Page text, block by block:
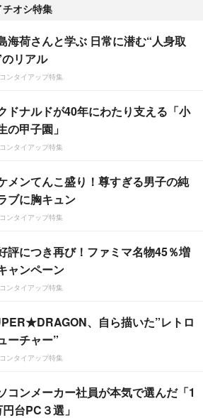
オシ特集
海荷さんと学ぶ 日常に潜む“人身取
のリアル
ンタイアップ特集
ドナルドが40年にわたり支える「小
の甲子園」
ンタイアップ特集
メンてんこ盛り！尊すぎる男子の純
ブに胸キュン
ンタイアップ特集
評につき再び！ファミマ名物45％増
ャンペーン
ンタイアップ特集
、自ら描いた”レトロ
ーチャー”
ンタイアップ特集
コンメーカー社員が本気で選んだ「1
台PC３選」